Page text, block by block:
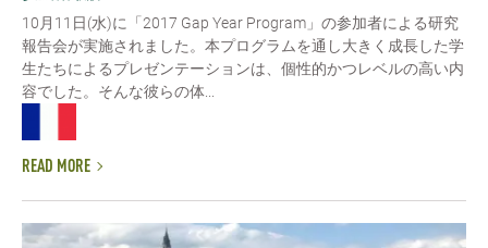
10月11日(水)に「2017 Gap Year Program」の参加者による研究
報告会が実施されました。本プログラムを通し大きく成長した学
生たちによるプレゼンテーションは、個性的かつレベルの高い内
容でした。そんな彼らの体...
READ MORE